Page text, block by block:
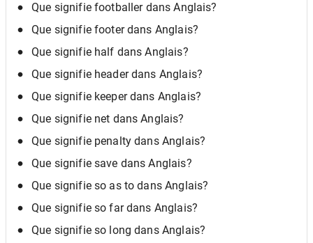
Que signifie footballer dans Anglais?
Que signifie footer dans Anglais?
Que signifie half dans Anglais?
Que signifie header dans Anglais?
Que signifie keeper dans Anglais?
Que signifie net dans Anglais?
Que signifie penalty dans Anglais?
Que signifie save dans Anglais?
Que signifie so as to dans Anglais?
Que signifie so far dans Anglais?
Que signifie so long dans Anglais?